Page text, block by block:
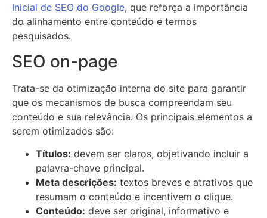
Inicial de SEO do Google, que reforça a importância
do alinhamento entre conteúdo e termos
pesquisados.
SEO on-page
Trata-se da otimização interna do site para garantir
que os mecanismos de busca compreendam seu
conteúdo e sua relevância. Os principais elementos a
serem otimizados são:
Títulos: devem ser claros, objetivando incluir a
palavra-chave principal.
Meta descrições: textos breves e atrativos que
resumam o conteúdo e incentivem o clique.
Conteúdo: deve ser original, informativo e